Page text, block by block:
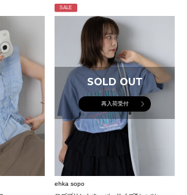
SALE
SOLD OUT
再入荷受付
ehka sopo